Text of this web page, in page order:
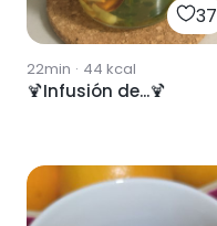
37
22min · 44 kcal
🍹Infusión de...🍹